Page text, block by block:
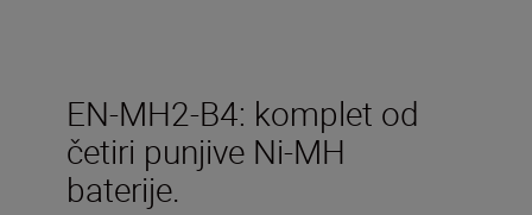
EN-MH2-B4: komplet od
četiri punjive Ni-MH
baterije.